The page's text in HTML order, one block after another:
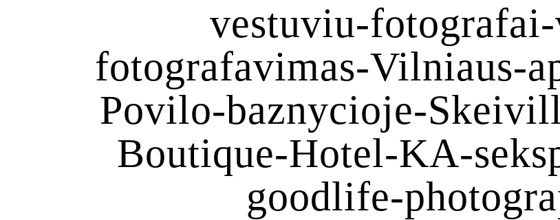
vestuviu-
fotografavimas-Vilniaus-
Povilo-baznycioje-
Boutique-Hotel-KA-
goodlife-